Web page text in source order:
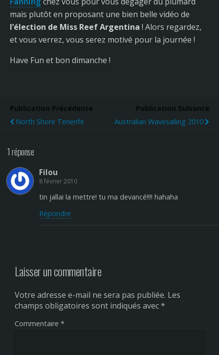
mais plutôt en proposant une bien belle vidéo de
l’élection de Miss Reef Argentina ! Alors regardez,
et vous verrez, vous serez motivé pour la journée !
Have Fun et bon dimanche !
Publication Précédente
North Shore Tenerife
Publication Suivante
Australian Wavesailing 2010
1 réponse
Filou
8 février 2010
tin jallai la mettre! tu ma devancé!!!! hahaha
Répondre
Laisser un commentaire
Votre adresse e-mail ne sera pas publiée. Les
champs obligatoires sont indiqués avec*
Commentaire *